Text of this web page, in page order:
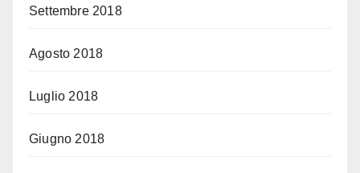
Settembre 2018
Agosto 2018
Luglio 2018
Giugno 2018